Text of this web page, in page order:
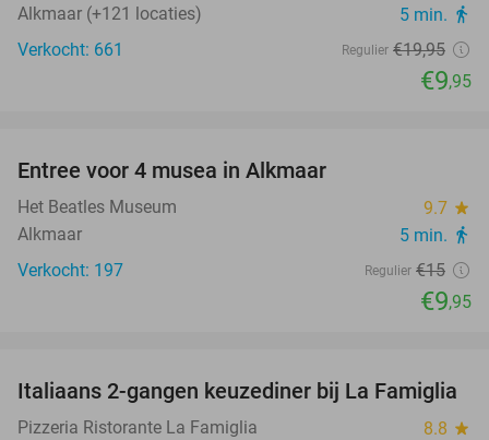
Alkmaar (+121 locaties) 5 min. directions_walk
Verkocht: 661 Regulier €19,95
€9,95
Entree voor 4 musea in Alkmaar
Het Beatles Museum 9.7 star
Alkmaar 5 min. directions_walk
Verkocht: 197 Regulier €15
€9,95
28%
Italiaans 2-gangen keuzediner bij La Famiglia
Pizzeria Ristorante La Famiglia 8.8 star